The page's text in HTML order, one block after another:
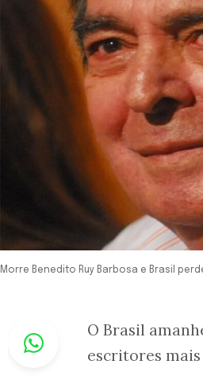
Morre Benedito Ruy Barbosa e Brasil
Whastapp
O Brasil
escritores